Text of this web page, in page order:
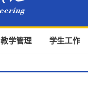
教学管理 学生工作